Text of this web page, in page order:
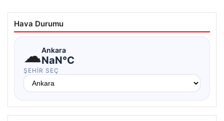
Hava Durumu
☁Ankara
NaN°C
ŞEHIR SEÇ